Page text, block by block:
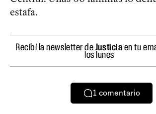
estafa.
Recibí la newsletter deJusticiaen tu
los lunes
1 comentario